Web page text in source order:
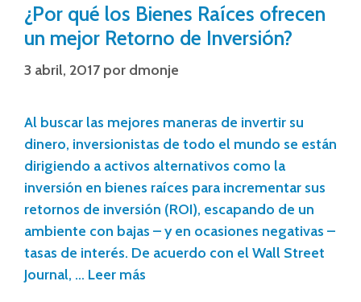
¿Por qué los Bienes Raíces ofrecen
un mejor Retorno de Inversión?
3 abril, 2017 por dmonje
Al buscar las mejores maneras de invertir su
dinero, inversionistas de todo el mundo se están
dirigiendo a activos alternativos como la
inversión en bienes raíces para incrementar sus
retornos de inversión (ROI), escapando de un
ambiente con bajas – y en ocasiones negativas –
tasas de interés. De acuerdo con el Wall Street
Journal, … Leer más